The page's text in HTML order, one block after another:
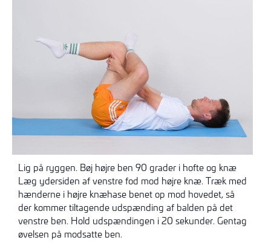
Lig på ryggen. Bøj højre ben 90 grader i hofte og knæ
Læg ydersiden af venstre fod mod højre knæ. Træk med
hænderne i højre knæhase benet op mod hovedet, så
der kommer tiltagende udspænding af balden på det
venstre ben. Hold udspændingen i 20 sekunder. Gentag
øvelsen på modsatte ben.